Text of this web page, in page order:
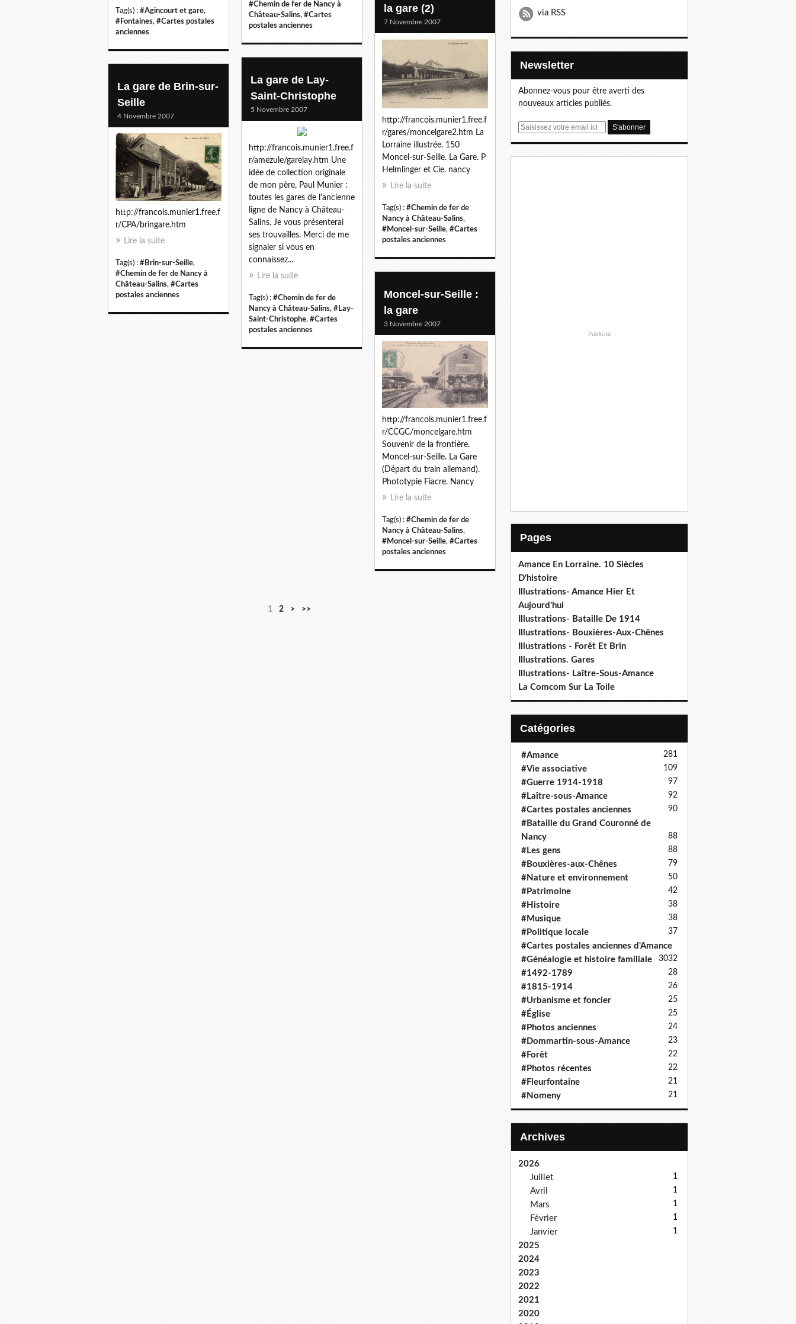
Tag(s) : #Agincourt et gare,
#Fontaines, #Cartes postales
anciennes
#Chemin de fer de Nancy à
Château-Salins, #Cartes
postales anciennes
la gare (2)
7 Novembre 2007
http://francois.munier1.free.f
r/gares/moncelgare2.htm La
Lorraine illustrée. 150
Moncel-sur-Seille. La Gare. P
Helmlinger et Cie. nancy
Lire la suite
Tag(s) : #Chemin de fer de
Nancy à Château-Salins,
#Moncel-sur-Seille, #Cartes
postales anciennes
La gare de Lay-
Saint-Christophe
5 Novembre 2007
http://francois.munier1.free.f
r/amezule/garelay.htm Une
idée de collection originale
de mon père, Paul Munier :
toutes les gares de l'ancienne
ligne de Nancy à Château-
Salins. Je vous présenterai
ses trouvailles. Merci de me
signaler si vous en
connaissez...
Lire la suite
Tag(s) : #Chemin de fer de
Nancy à Château-Salins, #Lay-
Saint-Christophe, #Cartes
postales anciennes
La gare de Brin-sur-
Seille
4 Novembre 2007
http://francois.munier1.free.f
r/CPA/bringare.htm
Lire la suite
Tag(s) : #Brin-sur-Seille,
#Chemin de fer de Nancy à
Château-Salins, #Cartes
postales anciennes
Moncel-sur-Seille :
la gare
3 Novembre 2007
http://francois.munier1.free.f
r/CCGC/moncelgare.htm
Souvenir de la frontière.
Moncel-sur-Seille. La Gare
(Départ du train allemand).
Phototypie Fiacre. Nancy
Lire la suite
Tag(s) : #Chemin de fer de
Nancy à Château-Salins,
#Moncel-sur-Seille, #Cartes
postales anciennes
1 2 > >>
via RSS
Newsletter
Abonnez-vous pour être averti des
nouveaux articles publiés.
E
Publicité
Pages
Amance En Lorraine. 10 Siècles
D'histoire
Illustrations- Amance Hier Et
Aujourd'hui
Illustrations- Bataille De 1914
Illustrations- Bouxières-Aux-Chênes
Illustrations - Forêt Et Brin
Illustrations. Gares
Illustrations- Laître-Sous-Amance
La Comcom Sur La Toile
Catégories
#Amance 281
#Vie associative 109
#Guerre 1914-1918 97
#Laître-sous-Amance 92
#Cartes postales anciennes 90
#Bataille du Grand Couronné de
Nancy
88
#Les gens 88
#Bouxières-aux-Chênes 79
#Nature et environnement 50
#Patrimoine 42
#Histoire 38
#Musique 38
#Politique locale 37
#Cartes postales anciennes d'Amance
32
#Généalogie et histoire familiale 30
#1492-1789 28
#1815-1914 26
#Urbanisme et foncier 25
#Église 25
#Photos anciennes 24
#Dommartin-sous-Amance 23
#Forêt 22
#Photos récentes 22
#Fleurfontaine 21
#Nomeny 21
Archives
2026
Juillet
1
Avril 1
Mars 1
Février 1
Janvier 1
2025
2024
2023
2022
2021
2020